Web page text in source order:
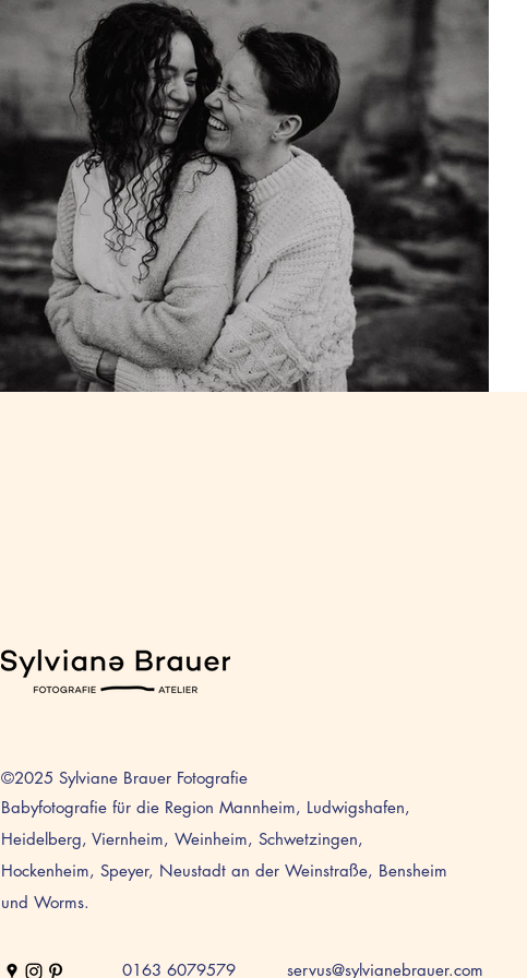
©2025 Sylviane Brauer Fotografie
Babyfotografie für die Region Mannheim, Ludwigshafen,
Heidelberg, Viernheim, Weinheim, Schwetzingen,
Hockenheim, Speyer, Neustadt an der Weinstraße, Bensheim
und Worms.
0163 6079579 servus@sylvianebrauer.com